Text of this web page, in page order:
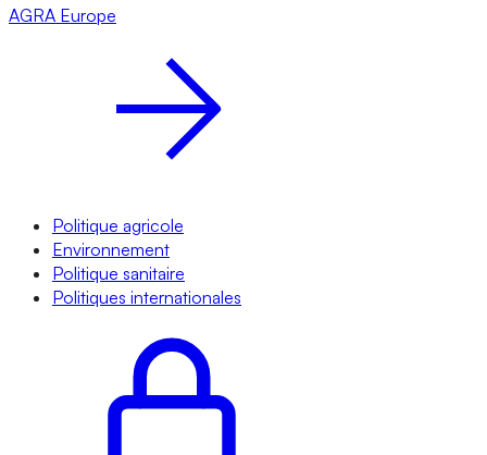
AGRA Europe
Politique agricole
Environnement
Politique sanitaire
Politiques internationales